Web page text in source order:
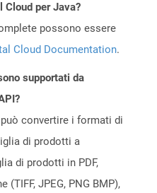
Cloud per Java?
possono essere
Cloud Documentation.
supportati da
convertire i formati di
di prodotti a
di prodotti in PDF,
(TIFF, JPEG, PNG BMP),